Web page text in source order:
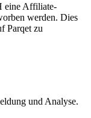
eine Affiliate-
werden. Dies
Parqet zu
und Analyse.